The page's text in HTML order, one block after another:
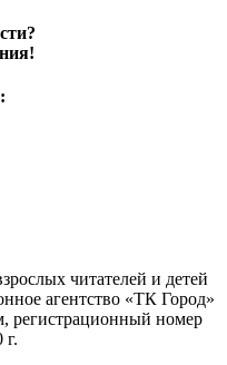
читателей и детей
агентство «ТК Город»
регистрационный номер